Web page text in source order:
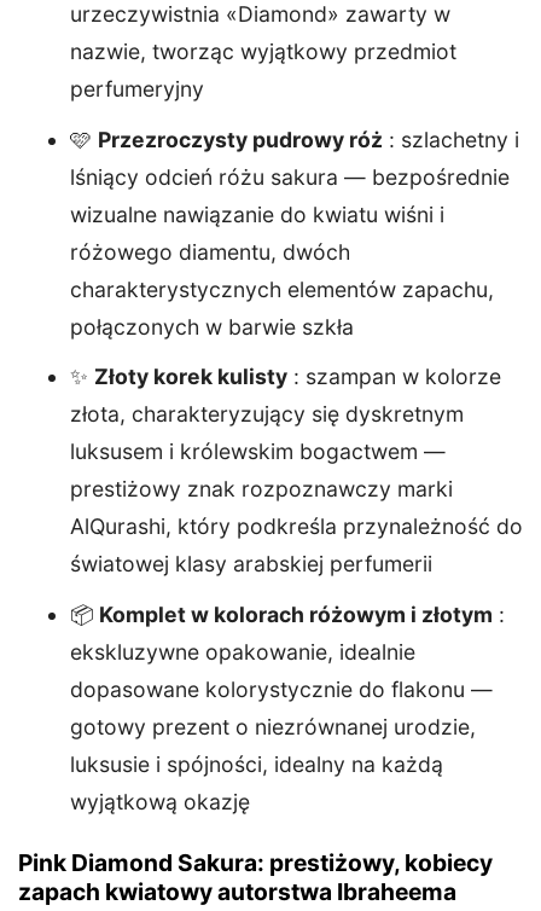
urzeczywistnia «Diamond» zawarty w
nazwie, tworząc wyjątkowy przedmiot
perfumeryjny
🩷 Przezroczysty pudrowy róż : szlachetny i
lśniący odcień różu sakura — bezpośrednie
wizualne nawiązanie do kwiatu wiśni i
różowego diamentu, dwóch
charakterystycznych elementów zapachu,
połączonych w barwie szkła
✨ Złoty korek kulisty: szampan w kolorze
złota, charakteryzujący się dyskretnym
luksusem i królewskim bogactwem —
prestiżowy znak rozpoznawczy marki
AlQurashi, który podkreśla przynależność do
światowej klasy arabskiej perfumerii
📦 Komplet w kolorach różowym i złotym :
ekskluzywne opakowanie, idealnie
dopasowane kolorystycznie do flakonu —
gotowy prezent o niezrównanej urodzie,
luksusie i spójności, idealny na każdą
wyjątkową okazję
Pink Diamond Sakura: prestiżowy, kobiecy
zapach kwiatowy autorstwa Ibraheema